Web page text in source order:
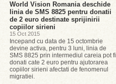
World Vision Romania deschide
linia de SMS 8825 pentru donatii
de 2 euro destinate sprijinirii
copiilor sirieni
15 Oct 2015
Incepand cu data de 15 octombrie
devine activa, pentru 3 luni, linia de
SMS 8825 prin intermediul careia pot fi
donati cate 2 euro pentru ajutorarea
copiilor sirieni afectati de fenomenul
migratiei.